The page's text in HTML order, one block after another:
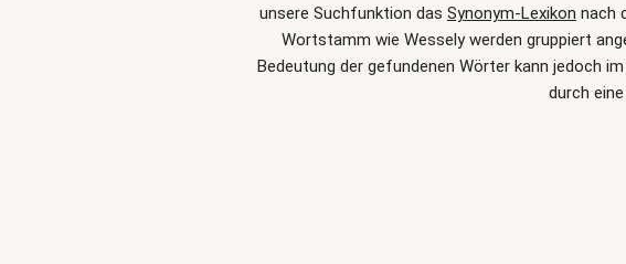
unsere Suchfunktion das Synonym-Lexikon nach
Wortstamm wie Wessely werden gruppiert
Bedeutung der gefundenen Wörter kann jedoch
durch